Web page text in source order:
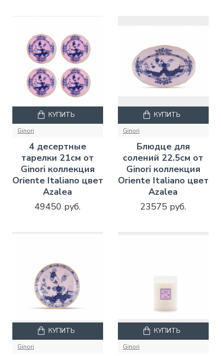
Ginori
4 десертные
тарелки 21см от
Ginori коллекция
Oriente Italiano цвет
Azalea
49450 руб.
КУПИТЬ
Ginori
Блюдце для
солений 22.5см от
Ginori коллекция
Oriente Italiano цвет
Azalea
23575 руб.
КУПИТЬ
Ginori
КУПИТЬ
Ginori
КУПИТЬ